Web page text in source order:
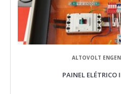
ALTOVOLT
PAINEL ELÉTRICO